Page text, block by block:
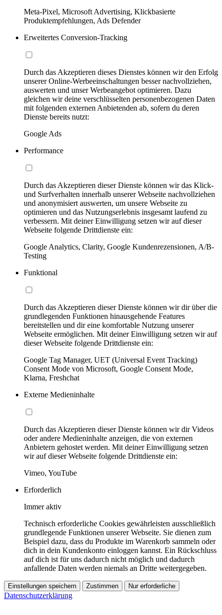
Meta-Pixel, Microsoft Advertising, Klickbasierte
Produktempfehlungen, Ads Defender
Erweitertes Conversion-Tracking
Durch das Akzeptieren dieses Dienstes können wir den Erfolg
unserer Online-Werbeeinschaltungen besser nachvollziehen,
auswerten und unser Werbeangebot optimieren. Dazu
gleichen wir deine verschlüsselten personenbezogenen Daten
mit folgenden externen Anbietenden ab, sofern du deren
Dienste bereits nutzt:
Google Ads
Performance
Durch das Akzeptieren dieser Dienste können wir das Klick-
und Surfverhalten innerhalb unserer Webseite nachvollziehen
und anonymisiert auswerten, um unsere Webseite zu
optimieren und das Nutzungserlebnis insgesamt laufend zu
verbessern. Mit deiner Einwilligung setzen wir auf dieser
Webseite folgende Drittdienste ein:
Google Analytics, Clarity, Google Kundenrezensionen, A/B-
Testing
Funktional
Durch das Akzeptieren dieser Dienste können wir dir über die
grundlegenden Funktionen hinausgehende Features
bereitstellen und dir eine komfortable Nutzung unserer
Webseite ermöglichen. Mit deiner Einwilligung setzen wir auf
dieser Webseite folgende Drittdienste ein:
Google Tag Manager, UET (Universal Event Tracking)
Consent Mode von Microsoft, Google Consent Mode,
Klarna, Freshchat
Externe Medieninhalte
Durch das Akzeptieren dieser Dienste können wir dir Videos
oder andere Medieninhalte anzeigen, die von externen
Anbietern gehostet werden. Mit deiner Einwilligung setzen
wir auf dieser Webseite folgende Drittdienste ein:
Vimeo, YouTube
Erforderlich
Immer aktiv
Technisch erforderliche Cookies gewährleisten ausschließlich
grundlegende Funktionen unserer Webseite. Sie dienen zum
Beispiel dazu, dass du Produkte im Warenkorb sammeln oder
dich in dein Kundenkonto einloggen kannst. Ein Rückschluss
auf dich ist für uns dadurch nicht möglich und dadurch
anfallende Daten werden niemals an Dritte weitergegeben.
Einstellungen speichern Zustimmen Nur erforderliche
Datenschutzerklärung